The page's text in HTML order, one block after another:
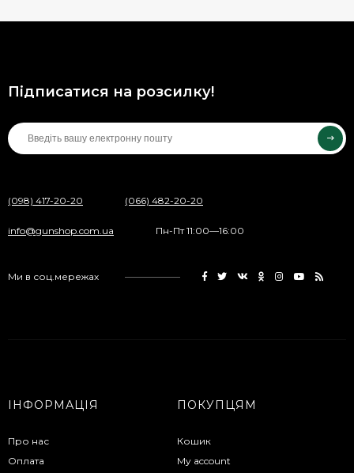
Підписатися на розсилку!
(098) 417-20-20 (066) 482-20-20
info@gunshop.com.ua Пн-Пт 11:00—16:00
Ми в соц.мережах
ІНФОРМАЦІЯ
Про нас
Оплата
ПОКУПЦЯМ
Кошик
My account